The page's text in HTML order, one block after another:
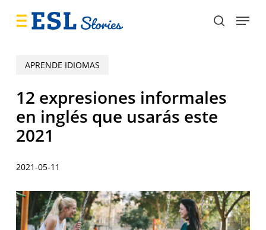
search
Menu
APRENDE IDIOMAS
12 expresiones informales
en inglés que usarás este
2021
2021-05-11